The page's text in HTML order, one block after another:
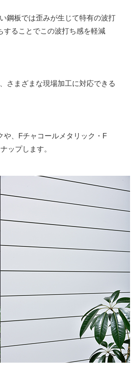
鋼板では歪みが生じて特有の波打
することでこの波打ち感を軽減
さまざまな現場加工に対応できる
や、Fチャコールメタリック・F
ップします。